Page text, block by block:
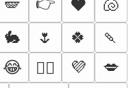
🪽 ♥️
🐚
🐇 🌷 🍀
🍡
😂 ❤️‍🔥 💜
💋